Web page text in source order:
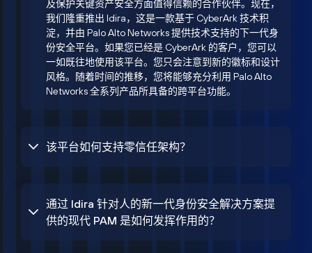
及保护关键资产安全方面值得信赖的合作伙伴。现在，
我们隆重推出 Idira，这是一款基于 CyberArk 技术积
淀，并由 Palo Alto Networks 提供技术支持的下一代身
份安全平台。如果您已经是 CyberArk 的客户，您可以
一如既往地使用该平台。您只会注意到新的徽标和设计
风格。随着时间的推移，您将能够充分利用 Palo Alto
Networks 全系列产品所具备的跨平台功能。
该平台如何支持零信任架构？
通过 Idira 针对人的新一代身份安全解决方案提
供的现代 PAM 是如何发挥作用的？